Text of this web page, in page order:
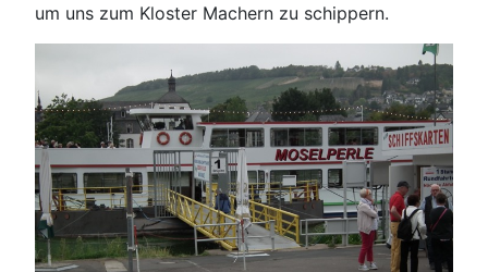
um uns zum Kloster Machern zu schippern.